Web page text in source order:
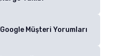
Google Müşteri Yorumları